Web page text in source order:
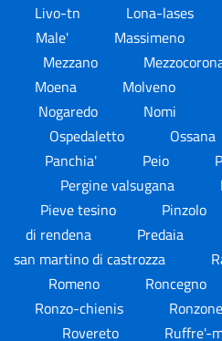
Livo-tn
Lona-lases
Male'
Massimeno
Mezzano
Moena
Molveno
Nogaredo
Nomi
Ospedaletto
Ossana
Panchia'
Peio
Pergine valsugana
Pieve tesino
Pinzolo
di rendena
Predaia
san martino di castrozza
Romeno
Roncegno
Ronzo-chienis
Ronzone
Rovereto
Ruffre'-